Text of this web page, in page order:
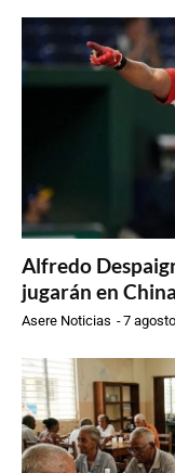
Alfredo
jugarán en China
Asere Noticias -7